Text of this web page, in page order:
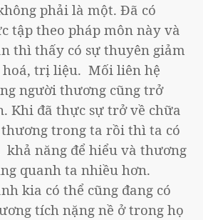
phải là một. Đã có
tập theo pháp môn này và
thì thấy có sự thuyên giảm
hoá, trị liệu. Mối liên hệ
người thương cũng trở
Khi đã thực sự trở về chữa
trong ta rồi thì ta có
khả năng để hiểu và thương
quanh ta nhiều hơn.
kia có thể cũng đang có
tích nặng nề ở trong họ